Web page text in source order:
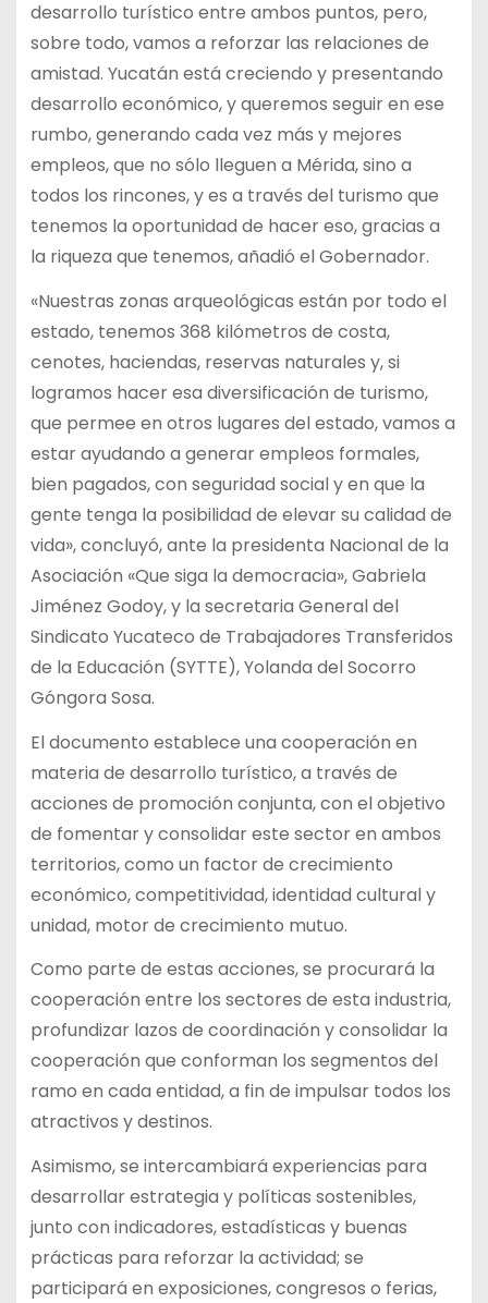
desarrollo turístico entre ambos puntos, pero,
sobre todo, vamos a reforzar las relaciones de
amistad. Yucatán está creciendo y presentando
desarrollo económico, y queremos seguir en ese
rumbo, generando cada vez más y mejores
empleos, que no sólo lleguen a Mérida, sino a
todos los rincones, y es a través del turismo que
tenemos la oportunidad de hacer eso, gracias a
la riqueza que tenemos, añadió el Gobernador.
«Nuestras zonas arqueológicas están por todo el
estado, tenemos 368 kilómetros de costa,
cenotes, haciendas, reservas naturales y, si
logramos hacer esa diversificación de turismo,
que permee en otros lugares del estado, vamos a
estar ayudando a generar empleos formales,
bien pagados, con seguridad social y en que la
gente tenga la posibilidad de elevar su calidad de
vida», concluyó, ante la presidenta Nacional de la
Asociación «Que siga la democracia», Gabriela
Jiménez Godoy, y la secretaria General del
Sindicato Yucateco de Trabajadores Transferidos
de la Educación (SYTTE), Yolanda del Socorro
Góngora Sosa.
El documento establece una cooperación en
materia de desarrollo turístico, a través de
acciones de promoción conjunta, con el objetivo
de fomentar y consolidar este sector en ambos
territorios, como un factor de crecimiento
económico, competitividad, identidad cultural y
unidad, motor de crecimiento mutuo.
Como parte de estas acciones, se procurará la
cooperación entre los sectores de esta industria,
profundizar lazos de coordinación y consolidar la
cooperación que conforman los segmentos del
ramo en cada entidad, a fin de impulsar todos los
atractivos y destinos.
Asimismo, se intercambiará experiencias para
desarrollar estrategia y políticas sostenibles,
junto con indicadores, estadísticas y buenas
prácticas para reforzar la actividad; se
participará en exposiciones, congresos o ferias,